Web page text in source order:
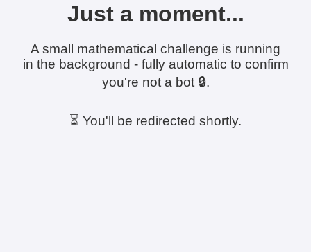
Just a moment...
A small mathematical challenge is running
in the background - fully automatic to confirm
you're not a bot 🔒.
⏳ You'll be redirected shortly.